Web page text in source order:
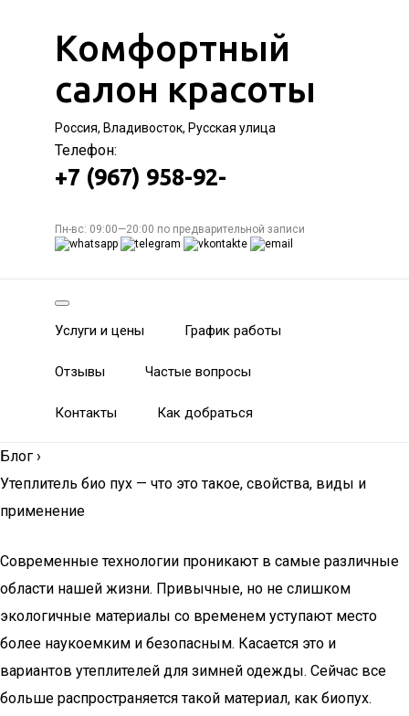
Комфортный
салон красоты
Россия, Владивосток, Русская улица
Телефон:
+7 (967) 958-92-
Пн-вс: 09:00—20:00 по предварительной записи
Услуги и цены График работы
Отзывы Частые вопросы
Контакты Как добраться
Блог ›
Утеплитель био пух — что это такое, свойства, виды и
применение
Современные технологии проникают в самые различные
области нашей жизни. Привычные, но не слишком
экологичные материалы со временем уступают место
более наукоемким и безопасным. Касается это и
вариантов утеплителей для зимней одежды. Сейчас все
больше распространяется такой материал, как биопух.